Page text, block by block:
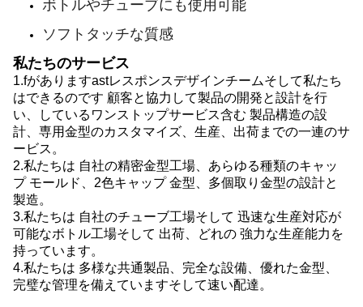
ボトルやチューブにも使用可能
ソフトタッチな質感
私たちのサービス
1.fがありますastレスポンスデザインチームそして私たち
はできるのです 顧客と協力して製品の開発と設計を行
い、
している ワンストップサービス含む 製品構造の設
計、専用金型のカスタマイズ、生産、出荷までの一連のサ
ービス。
2.私たちは 自社の精密金型工場、あらゆる種類のキャッ
プ モールド、2色キャップ 金型、多個取り金型の設計と
製造。
3.私たちは 自社のチューブ工場そして 迅速な生産対応が
可能なボトル工場そして 出荷、 どれの 強力な生産能力を
持っています。
4.私たちは 多様な共通製品、完全な設備、優れた金型、
完璧な管理を備えていますそして速い配達。